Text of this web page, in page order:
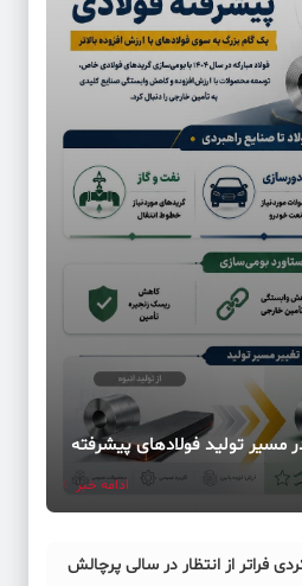
مسیر تولید فولادهای پیشرفته
ادامه خبر
فراتر از انتظار در سالی پرچالش